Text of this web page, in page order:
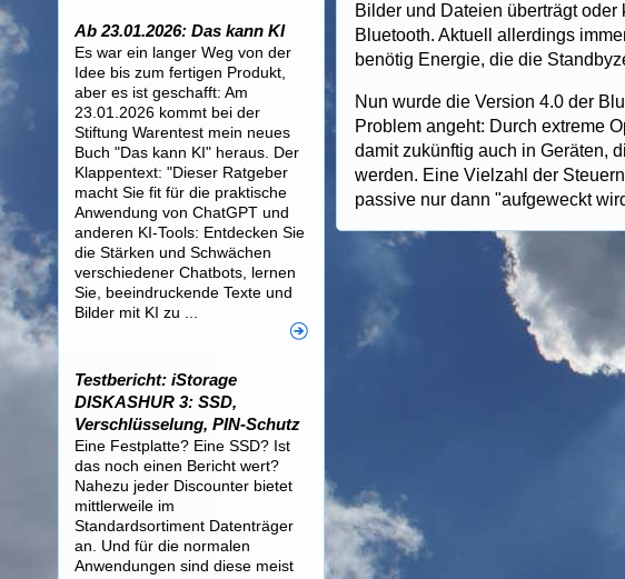
Bilder und Dateien überträgt
Bluetooth. Aktuell allerdings
benötig Energie, die die
Nun wurde die Version 4.0 der
Problem angeht: Durch extreme
damit zukünftig auch in Geräten,
werden. Eine Vielzahl der
passive nur dann "aufgeweckt
Ab 23.01.2026: Das kann KI
Es war ein langer Weg von der
Idee bis zum fertigen Produkt,
aber es ist geschafft: Am
23.01.2026 kommt bei der
Stiftung Warentest mein neues
Buch "Das kann KI" heraus. Der
Klappentext: "Dieser Ratgeber
macht Sie fit für die praktische
Anwendung von ChatGPT und
anderen KI-Tools: Entdecken Sie
die Stärken und Schwächen
verschiedener Chatbots, lernen
Sie, beeindruckende Texte und
Bilder mit KI zu ...
Testbericht: iStorage
DISKASHUR 3: SSD,
Verschlüsselung, PIN-Schutz
Eine Festplatte? Eine SSD? Ist
das noch einen Bericht wert?
Nahezu jeder Discounter bietet
mittlerweile im
Standardsortiment Datenträger
an. Und für die normalen
Anwendungen sind diese meist